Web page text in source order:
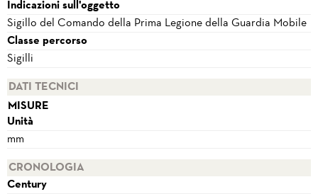
Indicazioni sull'oggetto
Sigillo del Comando della Prima Legione della Guardia Mobile
Classe percorso
Sigilli
DATI TECNICI
MISURE
Unità
mm
CRONOLOGIA
Century